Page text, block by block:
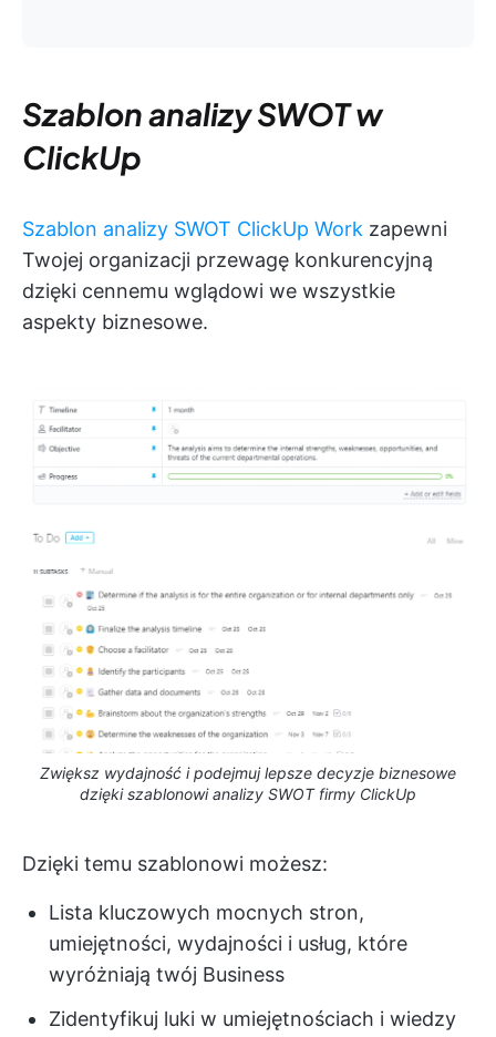
Szablon analizy SWOT w
ClickUp
Szablon analizy SWOT ClickUp Work zapewni
Twojej organizacji przewagę konkurencyjną
dzięki cennemu wglądowi we wszystkie
aspekty biznesowe.
Zwiększ wydajność i podejmuj lepsze decyzje biznesowe
dzięki szablonowi analizy SWOT firmy ClickUp
Dzięki temu szablonowi możesz:
Lista kluczowych mocnych stron,
umiejętności, wydajności i usług, które
wyróżniają twój Business
Zidentyfikuj luki w umiejętnościach i wiedzy